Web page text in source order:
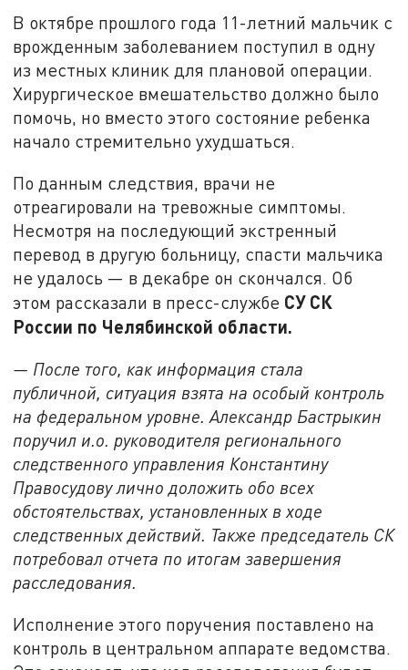
В октябре прошлого года 11-летний мальчик с
врожденным заболеванием поступил в одну
из местных клиник для плановой операции.
Хирургическое вмешательство должно было
помочь, но вместо этого состояние ребенка
начало стремительно ухудшаться.
По данным следствия, врачи не
отреагировали на тревожные симптомы.
Несмотря на последующий экстренный
перевод в другую больницу, спасти мальчика
не удалось — в декабре он скончался. Об
этом рассказали в пресс-службе СУ СК
России по Челябинской области.
— После того, как информация стала
публичной, ситуация взята на особый контроль
на федеральном уровне. Александр Бастрыкин
поручил и.о. руководителя регионального
следственного управления Константину
Правосудову лично доложить обо всех
обстоятельствах, установленных в ходе
следственных действий. Также председатель СК
потребовал отчета по итогам завершения
расследования.
Исполнение этого поручения поставлено на
контроль в центральном аппарате ведомства.